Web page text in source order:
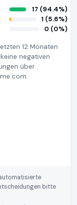
17 (94.4%)
1 (5.6%)
0 (0%)
12 Monaten
negativen
über
bitte